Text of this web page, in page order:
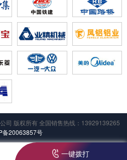
司 版权所有 全国销售热线：13929139265
备20063857号
一键拨打